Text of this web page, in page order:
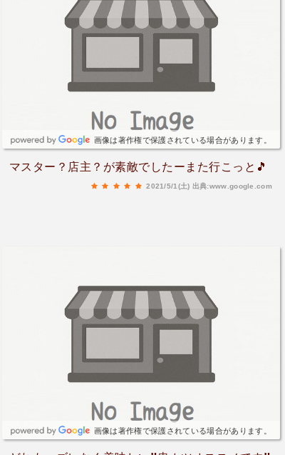
画像は著作権で保護されている場合があります。
マスター？店主？が素敵でしたーまた行こっと🎵
2021/5/1(土) 出典:www.google.com
画像は著作権で保護されている場合があります。